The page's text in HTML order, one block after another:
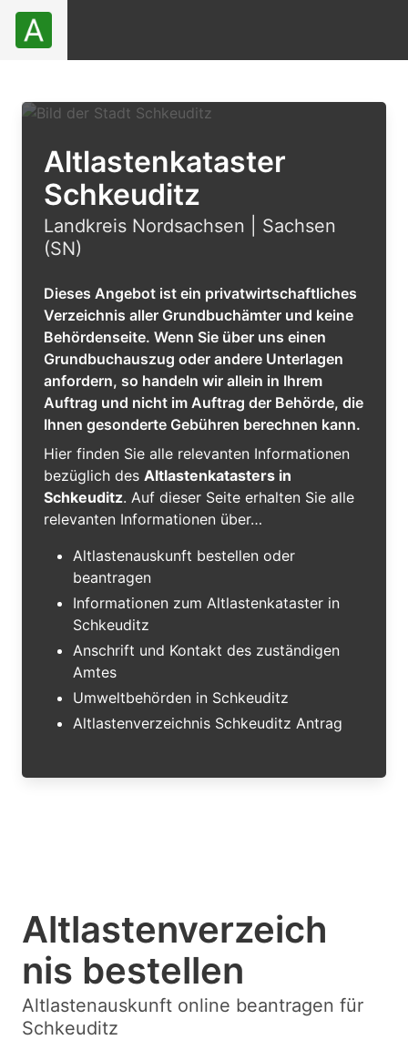
Altlastenkataster
Schkeuditz
Landkreis Nordsachsen | Sachsen
(SN)
Dieses Angebot ist ein privatwirtschaftliches
Verzeichnis aller Grundbuchämter und keine
Behördenseite. Wenn Sie über uns einen
Grundbuchauszug oder andere Unterlagen
anfordern, so handeln wir allein in Ihrem
Auftrag und nicht im Auftrag der Behörde, die
Ihnen gesonderte Gebühren berechnen kann.
Hier finden Sie alle relevanten Informationen
bezüglich des Altlastenkatasters in
Schkeuditz. Auf dieser Seite erhalten Sie alle
relevanten Informationen über…
Altlastenauskunft bestellen oder
beantragen
Informationen zum Altlastenkataster in
Schkeuditz
Anschrift und Kontakt des zuständigen
Amtes
Umweltbehörden in Schkeuditz
Altlastenverzeichnis Schkeuditz Antrag
Altlastenverzeich
nis bestellen
Altlastenauskunft online beantragen für
Schkeuditz